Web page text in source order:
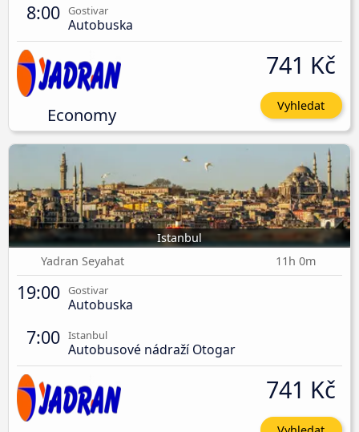
8:00 Gostivar
Autobuska
Economy
741 Kč
Vyhledat
Istanbul
Yadran Seyahat
11h 0m
19:00 Gostivar
Autobuska
7:00 Istanbul
Autobusové nádraží Otogar
741 Kč